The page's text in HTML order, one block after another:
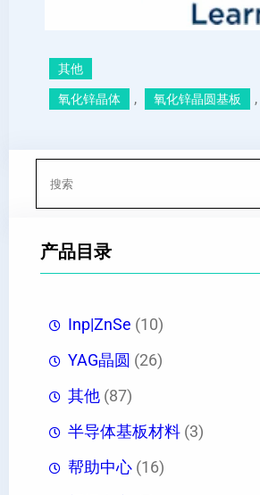
其他
氧化锌晶体 , 氧化锌晶圆基板 ,
产品目录
Inp|ZnSe (10)
YAG晶圆 (26)
其他 (87)
半导体基板材料 (3)
帮助中心 (16)